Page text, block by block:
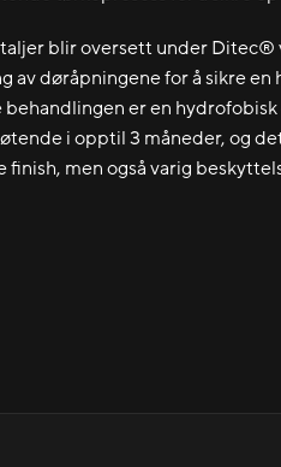
blir oversett under Ditec®
av døråpningene for å sikre
er en
i opptil 3 måneder, og
finish, men også varig